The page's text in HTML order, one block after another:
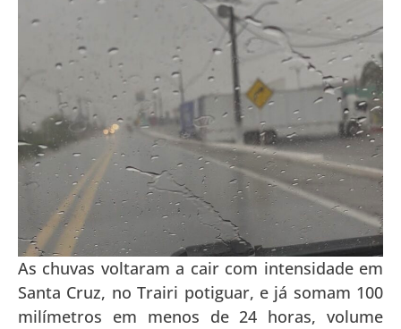
As chuvas voltaram a cair com intensidade em
Santa Cruz, no Trairi potiguar, e já somam 100
milímetros em menos de 24 horas, volume